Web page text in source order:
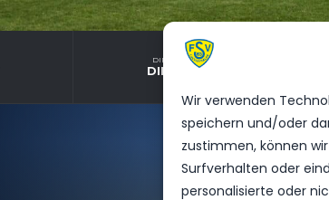
Wir verwenden
speichern und/oder
zustimmen, können
Surfverhalten oder
personalisierte oder
DIE MANNSCHAFT
DIENSTPLAN